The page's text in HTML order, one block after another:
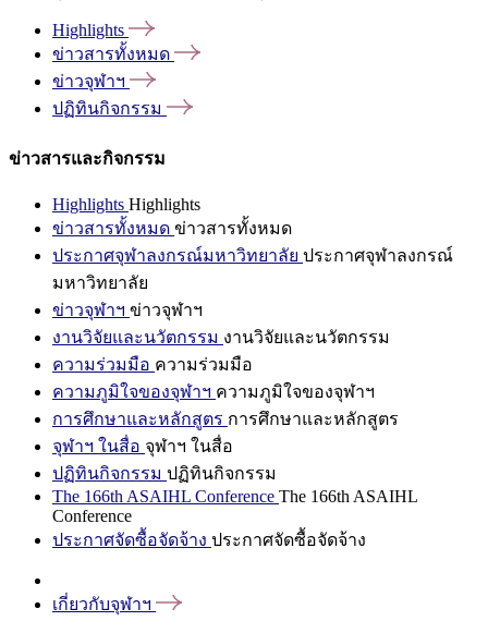
Highlights
ข่าวสารทั้งหมด
ข่าวจุฬาฯ
ปฏิทินกิจกรรม
ข่าวสารและกิจกรรม
Highlights Highlights
ข่าวสารทั้งหมด ข่าวสารทั้งหมด
ประกาศจุฬาลงกรณ์มหาวิทยาลัย ประกาศจุฬาลงกรณ์
มหาวิทยาลัย
ข่าวจุฬาฯ ข่าวจุฬาฯ
งานวิจัยและนวัตกรรม งานวิจัยและนวัตกรรม
ความร่วมมือ ความร่วมมือ
ความภูมิใจของจุฬาฯ ความภูมิใจของจุฬาฯ
การศึกษาและหลักสูตร การศึกษาและหลักสูตร
จุฬาฯ ในสื่อ จุฬาฯ ในสื่อ
ปฏิทินกิจกรรม ปฏิทินกิจกรรม
The 166th ASAIHL Conference The 166th ASAIHL
Conference
ประกาศจัดซื้อจัดจ้าง ประกาศจัดซื้อจัดจ้าง
เกี่ยวกับจุฬาฯ